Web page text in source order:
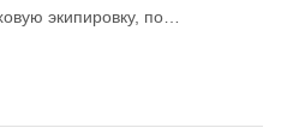
экипировку, по…